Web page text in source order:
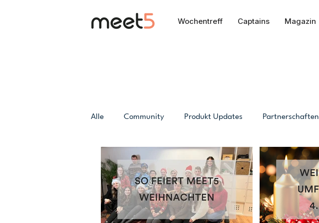
Wochentreff Captains Magazin
Alle Community Produkt Updates Partnerschaften